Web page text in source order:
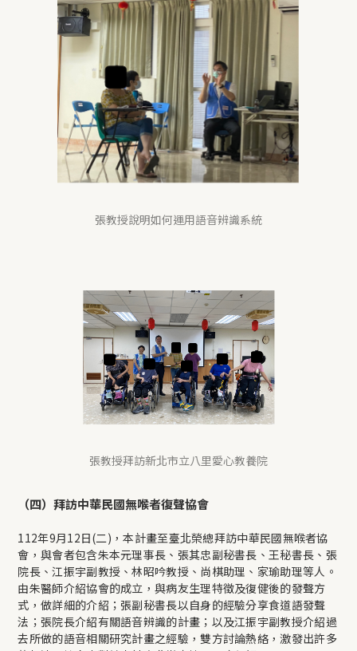
張教授說明如何運用語音辨識系統
張教授拜訪新北市立八里愛心教養院
（四）拜訪中華民國無喉者復聲協會
112年9月12日(二)，本計畫至臺北榮總拜訪中華民國無喉者協
會，與會者包含朱本元理事長、張其忠副秘書長、王秘書長、張
院長、江振宇副教授、林昭吟教授、尚棋助理、家瑜助理等人。
由朱醫師介紹協會的成立，與病友生理特徵及復健後的發聲方
式，做詳細的介紹；張副秘書長以自身的經驗分享食道語發聲
法；張院長介紹有關語音辨識的計畫；以及江振宇副教授介紹過
去所做的語音相關研究計畫之經驗，雙方討論熱絡，激發出許多